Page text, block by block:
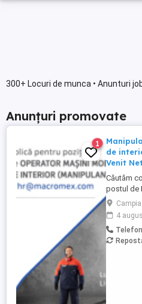
300+ Locuri de munca • Anunturi
Anunțuri promovate
1
de
Venit
Căutăm
postul de
mobile de
în echipa
care
peste
4